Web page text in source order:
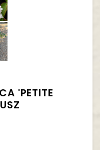
'PETITE